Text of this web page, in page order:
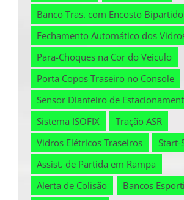
Banco Tras. com Encosto Bipartido
Fechamento Automático dos
Para-Choques na Cor do Veículo
Porta Copos Traseiro no Console
Sensor Dianteiro de
Sistema ISOFIX
Tração ASR
Vidros Elétricos Traseiros
Start-
Assist. de Partida em Rampa
Alerta de Colisão
Bancos